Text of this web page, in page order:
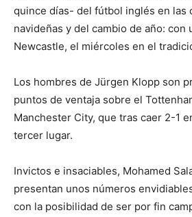
quince días- del fútbol inglés en las
navideñas y del cambio de año: con
Newcastle, el miércoles en el
Los hombres de Jürgen Klopp son
puntos de ventaja sobre el
Manchester City, que tras caer 2-1
tercer lugar.
Invictos e insaciables, Mohamed
presentan unos números
con la posibilidad de ser por fin